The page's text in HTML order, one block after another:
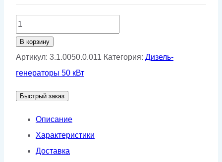
Количество
товара
Дизельный
генератор
Т400-
1РПМ11
В корзину
Артикул: 3.1.0050.0.011 Категория: Дизель-
генераторы 50 кВт
Быстрый заказ
Описание
Характеристики
Доставка